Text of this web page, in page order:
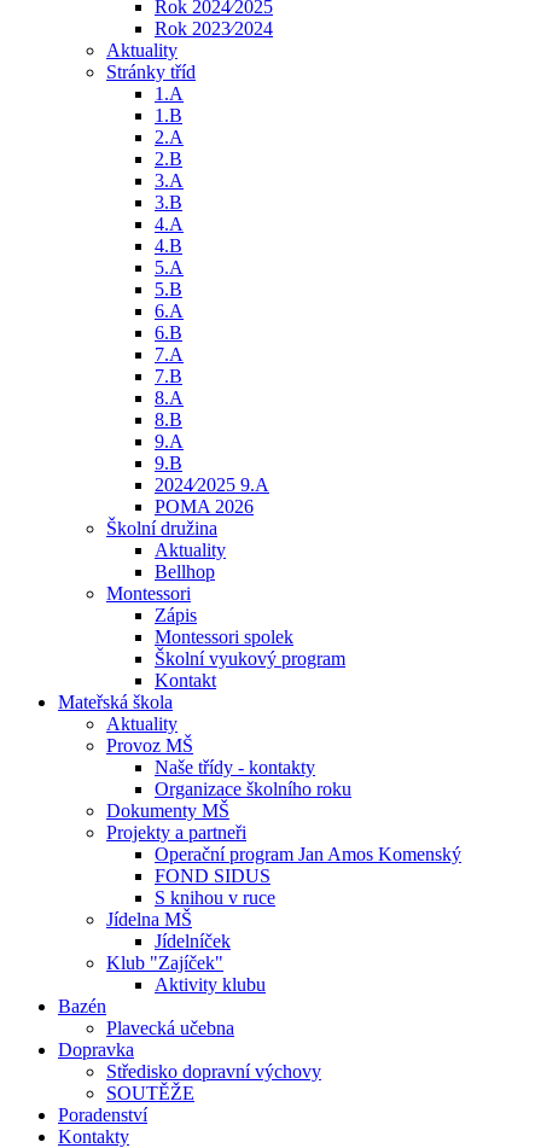
Rok 2024⁄2025
Rok 2023⁄2024
Aktuality
Stránky tříd
1.A
1.B
2.A
2.B
3.A
3.B
4.A
4.B
5.A
5.B
6.A
6.B
7.A
7.B
8.A
8.B
9.A
9.B
2024⁄2025 9.A
POMA 2026
Školní družina
Aktuality
Bellhop
Montessori
Zápis
Montessori spolek
Školní vyukový program
Kontakt
Mateřská škola
Aktuality
Provoz MŠ
Naše třídy - kontakty
Organizace školního roku
Dokumenty MŠ
Projekty a partneři
Operační program Jan Amos Komenský
FOND SIDUS
S knihou v ruce
Jídelna MŠ
Jídelníček
Klub "Zajíček"
Aktivity klubu
Bazén
Plavecká učebna
Dopravka
Středisko dopravní výchovy
SOUTĚŽE
Poradenství
Kontakty